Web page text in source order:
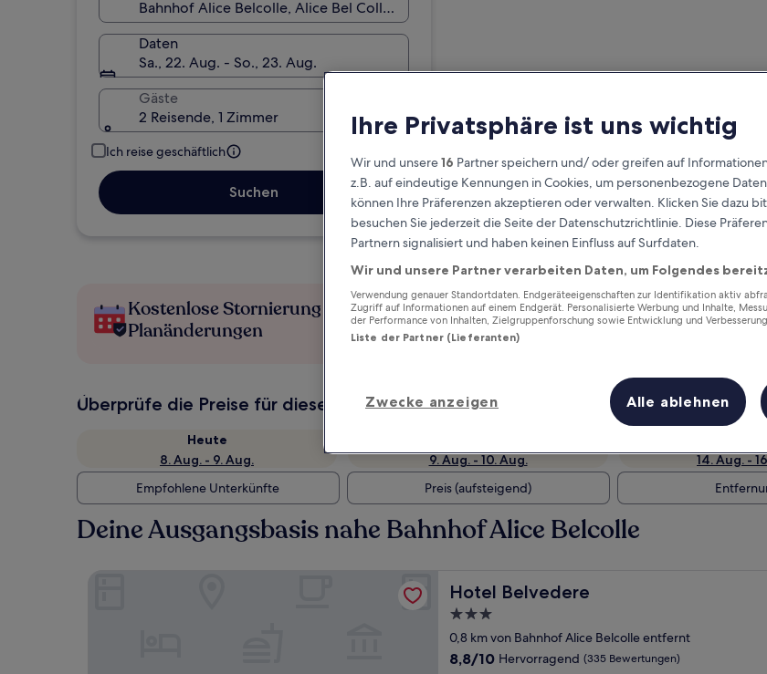
Daten
Sa., 22. Aug. - So., 23. Aug.
Gäste
2 Reisende, 1 Zimmer
Ich reise geschäftlich
Suchen
Kostenlose Stornierung bei
Planänderungen
Verdiene Prämien für jede
wahrgenommene Übernachtung
Überprüfe die Preise für diese Daten
Heute
8. Aug. - 9. Aug.
9. Aug. - 10. Aug.
14. Aug. -
Empfohlene Unterkünfte
Preis (aufsteigend)
Deine Ausgangsbasis nahe Bahnhof Alice Belcolle
Hotel Belvedere
Hotel Belvedere
3.0-
Sterne-
Unterkunft
0,8 km von Bahnhof Alice Belcolle entfernt
8.8
8,8/10 Hervorragend (335 Bewertungen)
Ihre Privatsphäre ist uns wichtig
Wir und unsere16 Partner speichern und/ oder greifen auf
z.B. auf eindeutige Kennungen in Cookies, um personenbezogene
können Ihre Präferenzen akzeptieren oder verwalten. Klicken Sie dazu
besuchen Sie jederzeit die Seite der Datenschutzrichtlinie. Diese
Partnern signalisiert und haben keinen Einfluss auf Surfdaten.
Wir und unsere Partner verarbeiten Daten, um Folgendes
Verwendung genauer Standortdaten. Endgeräteeigenschaften zur Identifikation aktiv
Zugriff auf Informationen auf einem Endgerät. Personalisierte Werbung und Inhalte,
der Performance von Inhalten, Zielgruppenforschung sowie Entwicklung und
Liste der Partner (Lieferanten)
Zwecke anzeigen Alle ablehnen